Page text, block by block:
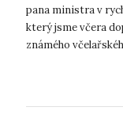
pana ministra v
který jsme včera
známého